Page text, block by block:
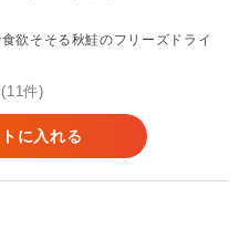
欲そそる秋鮭のフリーズドライ
(11件)
に入れる